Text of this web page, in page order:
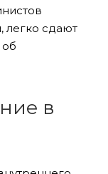
легко сдают
в